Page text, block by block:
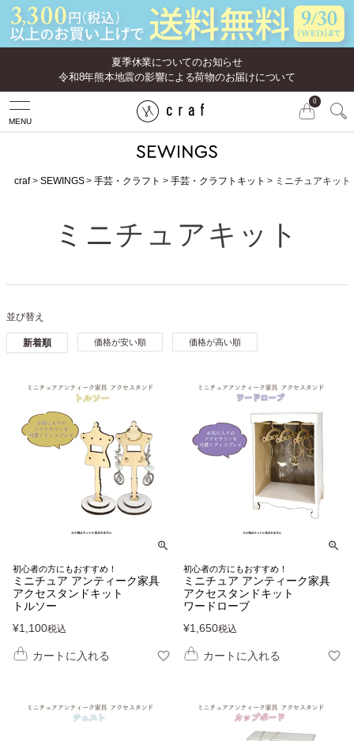
夏季休業についてのお知らせ
令和8年熊本地震の影響による荷物のお届けについて
MENU
0
craf SEWINGS 手芸・クラフト 手芸・クラフトキット ミニチュアキット
ミニチュアキット
並び替え
新着順 価格が安い順 価格が高い順
初心者の方にもおすすめ！
ミニチュア アンティーク家具
アクセスタンドキット
トルソー
¥1,100税込
カートに入れる
初心者の方にもおすすめ！
ミニチュア アンティーク家具
アクセスタンドキット
ワードローブ
¥1,650税込
カートに入れる